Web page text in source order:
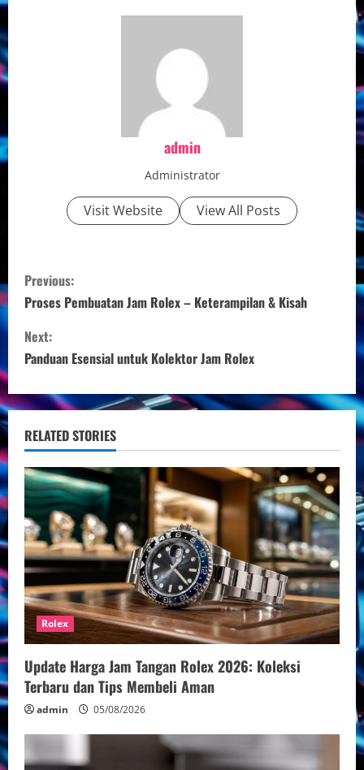
admin
Administrator
Visit Website View All Posts
C
o
n
t
i
n
u
e
R
e
a
d
i
n
g
Previous:
Proses Pembuatan Jam Rolex – Keterampilan & Kisah
Next:
Panduan Esensial untuk Kolektor Jam Rolex
RELATED STORIES
Rolex
Update Harga Jam Tangan Rolex 2026: Koleksi
Terbaru dan Tips Membeli Aman
admin 05/08/2026